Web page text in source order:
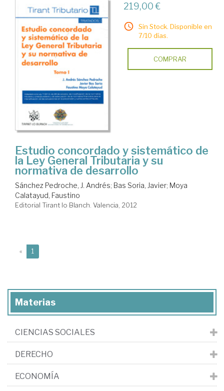
219,00 €
Sin Stock. Disponible en
7/10 días.
COMPRAR
Estudio concordado y sistemático de
la Ley General Tributaria y su
normativa de desarrollo
Sánchez Pedroche, J. Andrés; Bas Soria, Javier; Moya
Calatayud, Faustino
Editorial Tirant lo Blanch. Valencia, 2012
« 1
Materias
CIENCIAS SOCIALES
DERECHO
ECONOMÍA